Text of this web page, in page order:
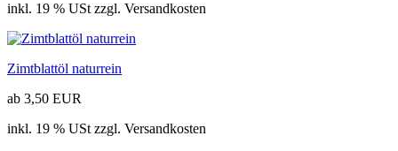
inkl. 19 % USt zzgl. Versandkosten
Zimtblattöl naturrein
ab 3,50 EUR
inkl. 19 % USt zzgl. Versandkosten